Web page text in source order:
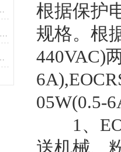
雅电气专业销售
电动机保护器型号大全
够及时检测到电流异常
根据保护
规格。根
440VAC)
05W(0.5-
1、
送机械、